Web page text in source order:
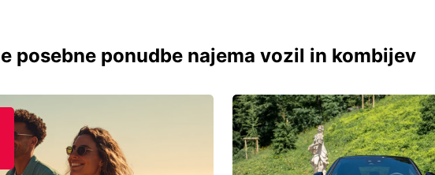
posebne ponudbe najema vozil in kombijev